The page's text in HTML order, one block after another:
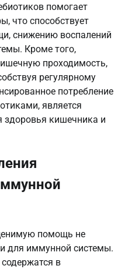
помогает
что способствует
снижению воспалений
Кроме того,
проходимость,
регулярному
потребление
является
кишечника и
помощь не
для иммунной системы.
в